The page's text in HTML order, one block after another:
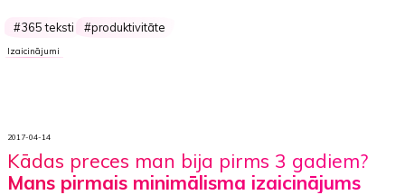
365 teksti produktivitāte
Izaicinājumi
2017-04-14
Kādas preces man bija pirms 3 gadiem?
Mans pirmais minimālisma izaicinājums